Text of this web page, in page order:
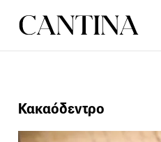
Κακαόδεντρο